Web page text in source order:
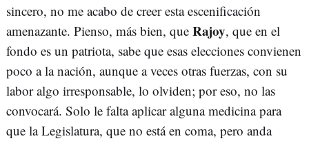
sincero, no me acabo de creer esta escenificación
amenazante. Pienso, más bien, que Rajoy, que en el
fondo es un patriota, sabe que esas elecciones convienen
poco a la nación, aunque a veces otras fuerzas, con su
labor algo irresponsable, lo olviden; por eso, no las
convocará. Solo le falta aplicar alguna medicina para
que la Legislatura, que no está en coma, pero anda